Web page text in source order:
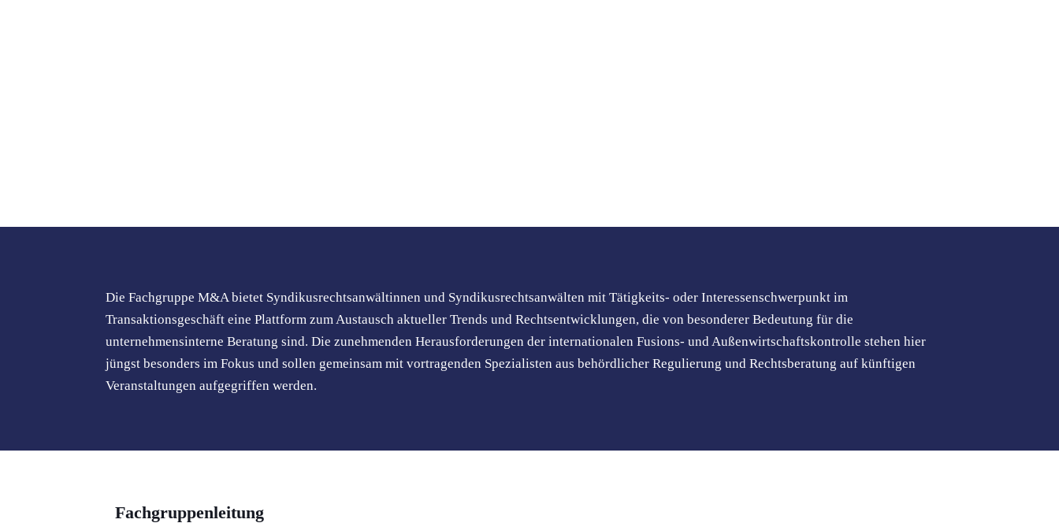
Die Fachgruppe M&A bietet Syndikusrechtsanwältinnen und Syndikusrechtsanwälten mit Tätigkeits- oder Interessenschwerpunkt im
Transaktionsgeschäft eine Plattform zum Austausch aktueller Trends und Rechtsentwicklungen, die von besonderer Bedeutung für die
unternehmensinterne Beratung sind. Die zunehmenden Herausforderungen der internationalen Fusions- und Außenwirtschaftskontrolle stehen hier
jüngst besonders im Fokus und sollen gemeinsam mit vortragenden Spezialisten aus behördlicher Regulierung und Rechtsberatung auf künftigen
Veranstaltungen aufgegriffen werden.
Fachgruppenleitung